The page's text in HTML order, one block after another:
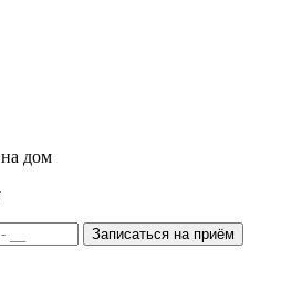
дом
Записаться на приём